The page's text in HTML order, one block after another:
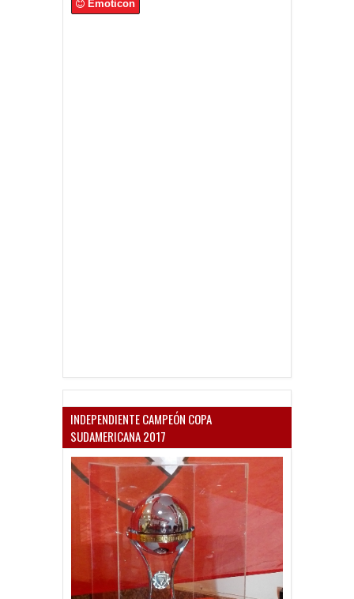
Emoticon
INDEPENDIENTE CAMPEÓN COPA
SUDAMERICANA 2017